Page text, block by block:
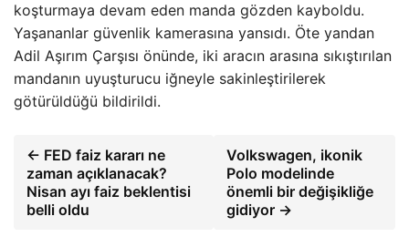
koşturmaya devam eden manda gözden kayboldu.
Yaşananlar güvenlik kamerasına yansıdı. Öte yandan
Adil Aşırım Çarşısı önünde, iki aracın arasına sıkıştırılan
mandanın uyuşturucu iğneyle sakinleştirilerek
götürüldüğü bildirildi.
← FED faiz kararı ne
zaman açıklanacak?
Nisan ayı faiz beklentisi
belli oldu
Volkswagen, ikonik
Polo modelinde
önemli bir değişikliğe
gidiyor →